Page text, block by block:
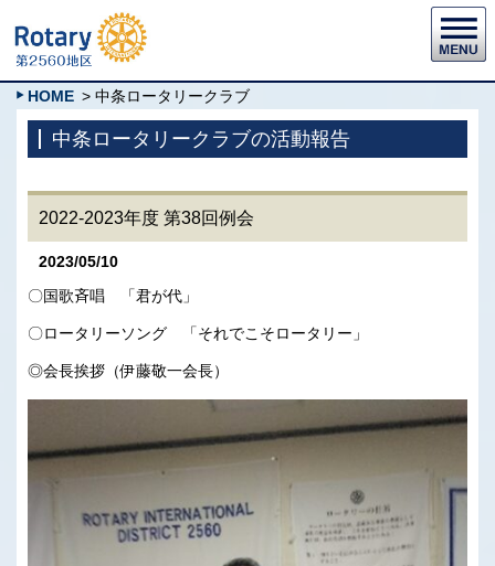
HOME > 中条ロータリークラブ
中条ロータリークラブの活動報告
2022-2023年度 第38回例会
2023/05/10
〇国歌斉唱 「君が代」
〇ロータリーソング 「それでこそロータリー」
◎会長挨拶（伊藤敬一会長）